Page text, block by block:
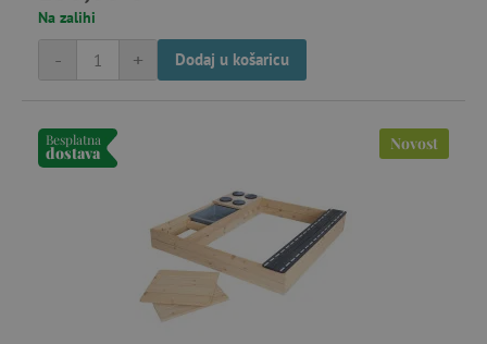
Na zalihi
+
- Dodaj u košaricu
Besplatna
dostava Novost